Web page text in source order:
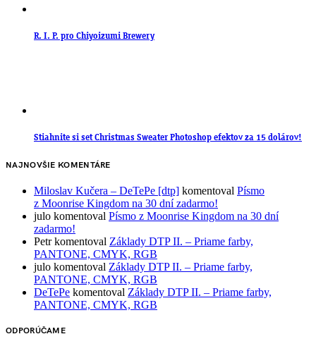
R. I. P. pro Chiyoizumi Brewery
Stiahnite si set Christmas Sweater Photoshop efektov za 15 dolárov!
NAJNOVŠIE KOMENTÁRE
Miloslav Kučera – DeTePe [dtp] komentoval Písmo
z Moonrise Kingdom na 30 dní zadarmo!
julo komentoval Písmo z Moonrise Kingdom na 30 dní
zadarmo!
Petrkomentoval Základy DTP II. – Priame farby,
PANTONE, CMYK, RGB
julo komentoval Základy DTP II. – Priame farby,
PANTONE, CMYK, RGB
DeTePe komentoval Základy DTP II. – Priame farby,
PANTONE, CMYK, RGB
ODPORÚČAME